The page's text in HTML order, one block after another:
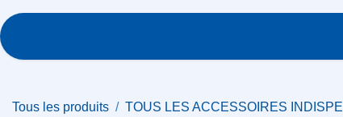
Se rendre au contenu
Tous les produits TOUS LES ACCESSOIRES